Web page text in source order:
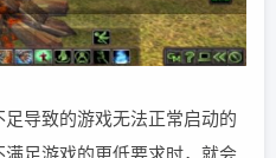
导致的游戏无法正常启动的